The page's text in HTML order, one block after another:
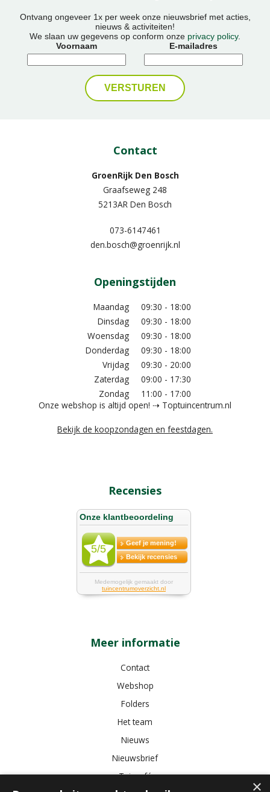
Ontvang ongeveer 1x per week onze nieuwsbrief met acties,
nieuws & activiteiten!
We slaan uw gegevens op conform onze privacy policy.
Voornaam
E-mailadres
Contact
GroenRijk Den Bosch
Graafseweg 248
5213AR Den Bosch
073-6147461
den.bosch@groenrijk.nl
Openingstijden
Maandag
09:30 - 18:00
Dinsdag
09:30 - 18:00
Woensdag
09:30 - 18:00
Donderdag
09:30 - 18:00
Vrijdag
09:30 - 20:00
Zaterdag
09:00 - 17:30
Zondag
11:00 - 17:00
Onze webshop is altijd open! ⇢ Toptuincentrum.nl
Bekijk de koopzondagen en feestdagen.
Recensies
Meer informatie
Contact
Webshop
Folders
Het team
Nieuws
Nieuwsbrief
Tuincafé
×